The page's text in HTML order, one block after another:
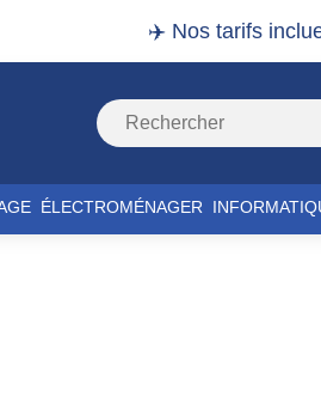
✈️ Nos tarifs
ÉLECTROMÉNAGER